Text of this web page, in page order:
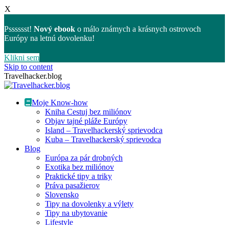
X
Psssssst! Nový ebook o málo známych a krásnych ostrovoch
Európy na letnú dovolenku!
Klikni sem
Skip to content
Travelhacker.blog
Moje Know-how
Kniha Cestuj bez miliónov
Objav tajné pláže Európy
Island – Travelhackerský sprievodca
Kuba – Travelhackerský sprievodca
Blog
Európa za pár drobných
Exotika bez miliónov
Praktické tipy a triky
Práva pasažierov
Slovensko
Tipy na dovolenky a výlety
Tipy na ubytovanie
Lifestyle